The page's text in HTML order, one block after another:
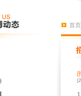
首页
[
1